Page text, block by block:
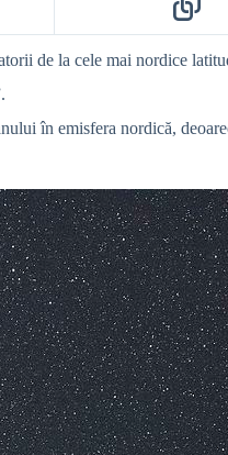
de la cele mai nordice
în emisfera nordică,